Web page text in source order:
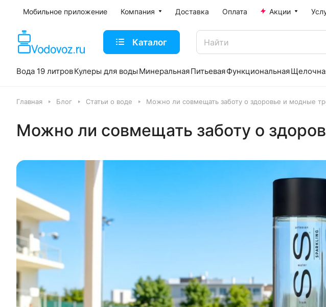
Мобильное приложение Компания Доставка Оплата Акции
Каталог
Вода 19 литровКулеры для воды МинеральнаяПитьеваяФункциональная
Главная Блог Статьи о воде Можно ли совмещать заботу о здоровье и модные
Можно ли совмещать заботу о